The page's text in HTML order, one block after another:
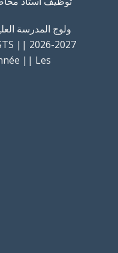
ولوج المدرسة العليا
|| 2026-2027
|| Les